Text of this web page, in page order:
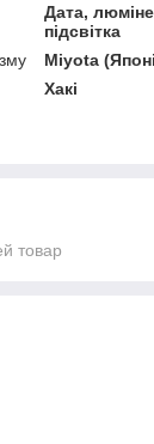
Дата,
підсвітка
Miyota
Хакі
товар